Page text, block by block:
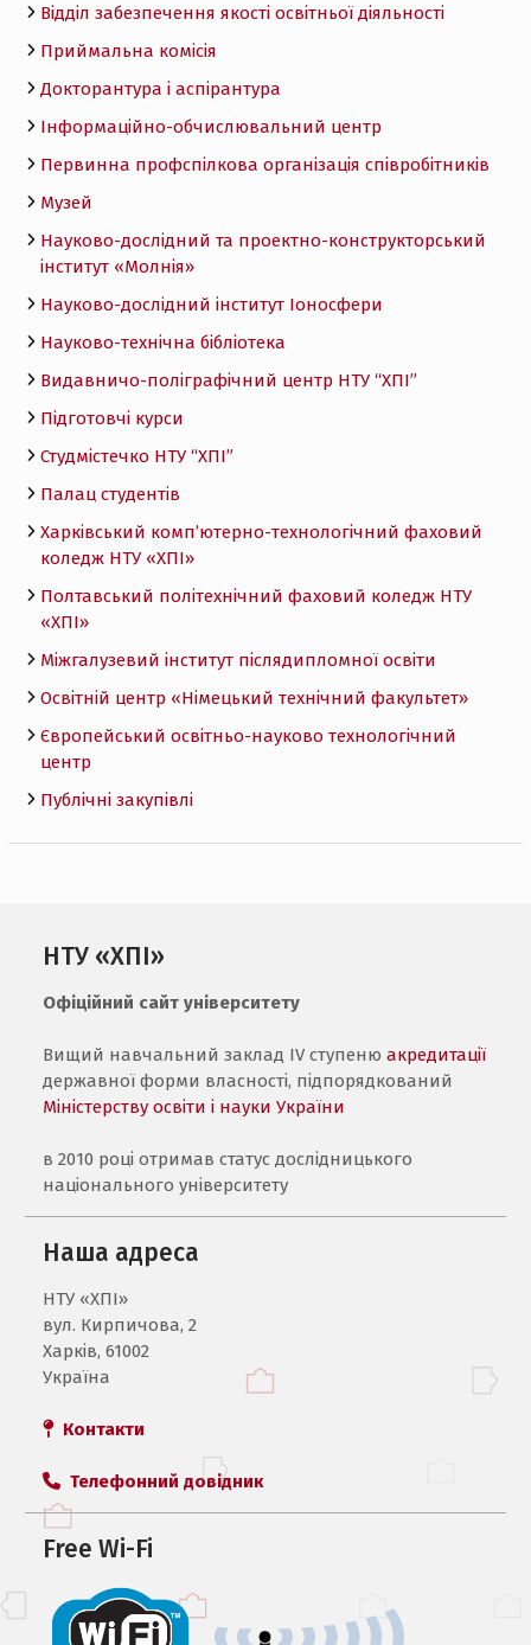
Відділ забезпечення якості освітньої діяльності
Приймальна комісія
Докторантура і аспірантура
Інформаційно-обчислювальний центр
Первинна профспілкова організація співробітників
Музей
Науково-дослідний та проектно-конструкторський
інститут «Молнія»
Науково-дослідний інститут Іоносфери
Науково-технічна бібліотека
Видавничо-поліграфічний центр НТУ “ХПІ”
Підготовчі курси
Студмістечко НТУ “ХПІ”
Палац студентів
Харківський комп’ютерно-технологічний фаховий
коледж НТУ «ХПI»
Полтавський політехнічний фаховий коледж НТУ
«ХПI»
Міжгалузевий інститут післядипломної освіти
Освітній центр «Німецький технічний факультет»
Європейський освітньо-науково технологічний
центр
Публічні закупівлі
НТУ «ХПІ»
Офіційний сайт університету
Вищий навчальний заклад IV ступенюакредитації
державної форми власності, підпорядкований
Міністерству освіти і науки України
в 2010 році отримав статус дослідницького
національного університету
Наша адреса
НТУ «ХПI»
вул. Кирпичова, 2
Харків, 61002
Україна
Контакти
Телефонний довідник
Free Wi-Fi